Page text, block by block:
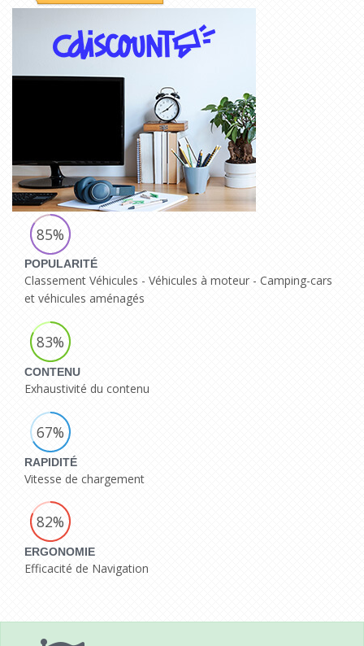
85%
POPULARITÉ
Classement Véhicules - Véhicules à moteur - Camping-cars
et véhicules aménagés
83%
CONTENU
Exhaustivité du contenu
67%
RAPIDITÉ
Vitesse de chargement
82%
ERGONOMIE
Efficacité de Navigation